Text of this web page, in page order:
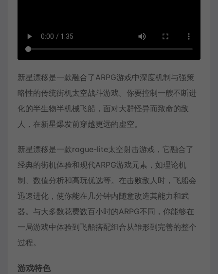
新星漂移是一款融合了ARPG游戏中深度机制与强策
略性的传统街机太空战斗游戏。你要控制一艘不断进
化的半生物半机械飞船，面对大群怪异而致命的敌
人，在新星爆发前穿越更远的虚空。
新星漂移是一款rogue-lite太空射击游戏，它融合了
经典的街机体验和现代ARPG游戏元素，如理论机
制、数值分析和高玩优选等。在击败敌人时，飞船会
迅速进化，使你能在几分钟内随意改造其能力和武
器。与大多数花费数百小时的ARPG不同，你能够在
一局游戏中体验到飞船搭配组合从雏形到完善的整个
过程。
游戏特色